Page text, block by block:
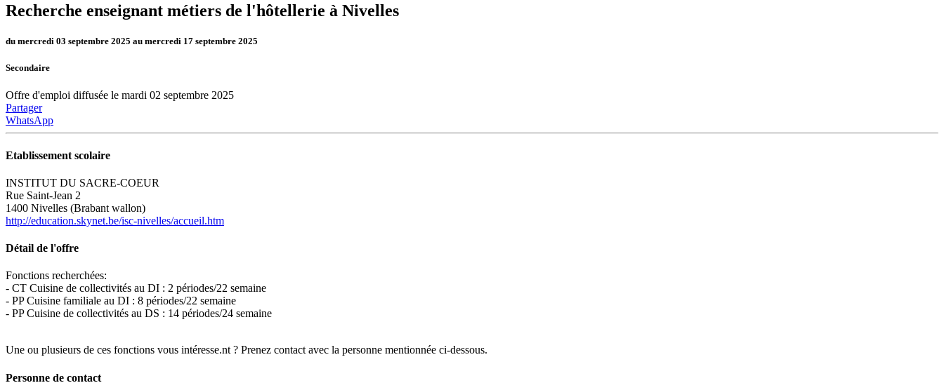
Recherche enseignant métiers de l'hôtellerie à Nivelles
du mercredi 03 septembre 2025 au mercredi 17 septembre 2025
Secondaire
Offre d'emploi diffusée le mardi 02 septembre 2025
Partager
WhatsApp
Etablissement scolaire
INSTITUT DU SACRE-COEUR
Rue Saint-Jean 2
1400 Nivelles (Brabant wallon)
http://education.skynet.be/isc-nivelles/accueil.htm
Détail de l'offre
Fonctions recherchées:
- CT Cuisine de collectivités au DI : 2 périodes/22 semaine
- PP Cuisine familiale au DI : 8 périodes/22 semaine
- PP Cuisine de collectivités au DS : 14 périodes/24 semaine
Une ou plusieurs de ces fonctions vous intéresse.nt ? Prenez contact avec la personne mentionnée ci-dessous.
Personne de contact